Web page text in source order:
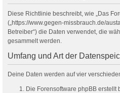
Diese Richtlinie beschreibt, wie „Das
(„https://www.gegen-missbrauch.de/
Betreiber“) die Daten verwendet, die
gesammelt werden.
Umfang und Art der
Deine Daten werden auf vier
Die Forensoftware phpBB erstellt